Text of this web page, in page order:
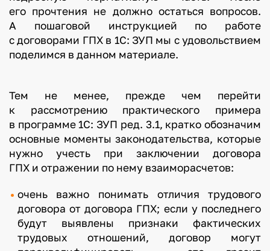
его прочтения не должно остаться вопросов.
А пошаговой инструкцией по работе
с договорами ГПХ в 1С: ЗУП мы с удовольствием
поделимся в данном материале.
Тем не менее, прежде чем перейти
к рассмотрению практического примера
в программе 1С: ЗУП ред. 3.1, кратко обозначим
основные моменты законодательства, которые
нужно учесть при заключении договора
ГПХ и отражении по нему взаиморасчетов:
очень важно понимать отличия трудового
договора от договора ГПХ; если у последнего
будут выявлены признаки фактических
трудовых отношений, договор могут